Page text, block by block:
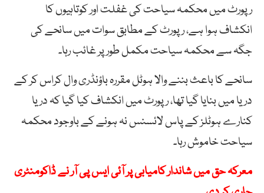
رپورٹ میں محکمہ سیاحت کی غفلت اور کوتاہیوں کا
انکشاف ہوا ہے، رپورٹ کے مطابق سوات میں سانحے کی
جگہ سے محکمہ سیاحت مکمل طور پر غائب رہا۔
سانحے کا باعث بننے والا ہوٹل مقررہ باؤنڈری وال کراس کر کے
دریا میں بنایا گیا تھا، رپورٹ میں انکشاف کیا گیا کہ دریا
کنارے ہوٹلز کے پاس لائسنس نہ ہونے کے باوجود محکمہ
سیاحت خاموش رہا۔
معرکہ حق میں شاندار کامیابی پر آئی ایس پی آر نے ڈاکومنٹری